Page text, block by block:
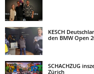
KESCH
den BMW Open
SCHACHZUG
Zürich